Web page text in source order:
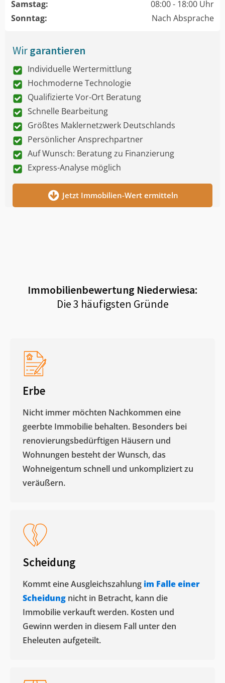
Samstag:
08:00 - 18:00 Uhr
Sonntag:
Nach Absprache
Wirgarantieren
Individuelle Wertermittlung
Hochmoderne Technologie
Qualifizierte Vor-Ort Beratung
Schnelle Bearbeitung
Größtes Maklernetzwerk Deutschlands
Persönlicher Ansprechpartner
Auf Wunsch: Beratung zu Finanzierung
Express-Analyse möglich
Jetzt Immobilien-Wert ermitteln
Immobilienbewertung Niederwiesa:
Die 3 häufigsten Gründe
Erbe
Nicht immer möchten Nachkommen eine
geerbte Immobilie behalten. Besonders bei
renovierungsbedürftigen Häusern und
Wohnungen besteht der Wunsch, das
Wohneigentum schnell und unkompliziert zu
veräußern. ​
Scheidung
Kommt eine Ausgleichszahlung im Falle einer
Scheidung nicht in Betracht, kann die
Immobilie verkauft werden. Kosten und
Gewinn werden in diesem Fall unter den
Eheleuten aufgeteilt.​